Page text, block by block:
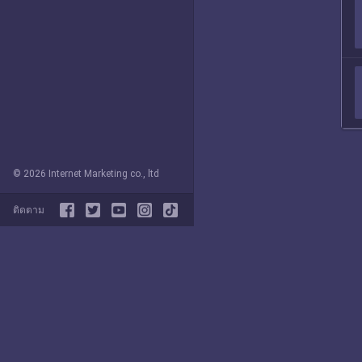
© 2026 Internet Marketing co., ltd
ติดตาม